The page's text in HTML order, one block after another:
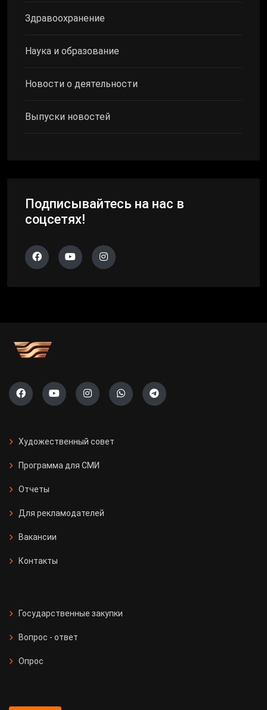
Здравоохранение
Наука и образование
Новости о деятельности
Выпуски новостей
Подписывайтесь на нас в
соцсетях!
Художественный совет
Программа для СМИ
Отчеты
Для рекламодателей
Вакансии
Контакты
Государственные закупки
Вопрос - ответ
Опрос